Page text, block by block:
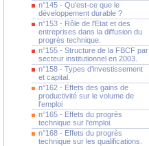
n°145 - Qu'est-ce que le
développement durable ?
n°153 - Rôle de l'Etat et des
entreprises dans la diffusion du
progrès technique.
n°155 - Structure de la FBCF par
secteur institutionnel en 2003.
n°158 - Types d'investissement
et capital.
n°162 - Effets des gains de
productivité sur le volume de
l'emploi
n°165 - Effets du progrès
technique sur l'emploi.
n°168 - Effets du progrès
technique sur les qualifications.